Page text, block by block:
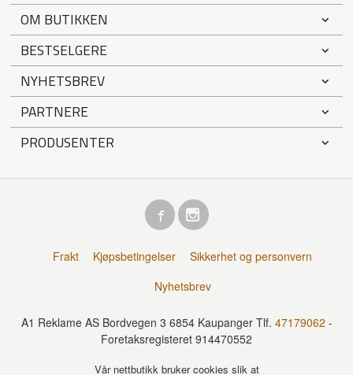
OM BUTIKKEN
BESTSELGERE
NYHETSBREV
PARTNERE
PRODUSENTER
Frakt Kjøpsbetingelser
Sikkerhet og personvern
Nyhetsbrev
A1 Reklame AS Bordvegen 3 6854 Kaupanger Tlf. 47179062 -
Foretaksregisteret 914470552
Vår nettbutikk bruker cookies slik at